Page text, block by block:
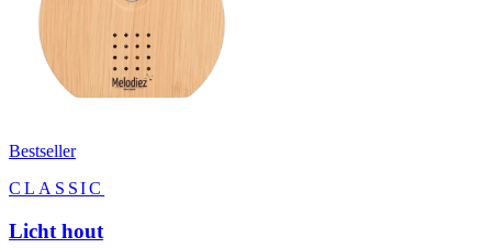
Bestseller
CLASSIC
Licht hout